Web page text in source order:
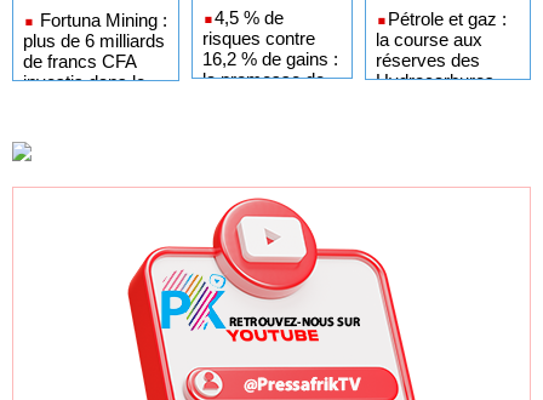
Fortuna Mining :
plus de 6 milliards
de francs CFA
investis dans le
trimestre 2026
​4,5 % de
risques contre
16,2 % de gains :
la promesse de
mondiale
​Pétrole et gaz :
la course aux
réserves des
Hydrocarbures